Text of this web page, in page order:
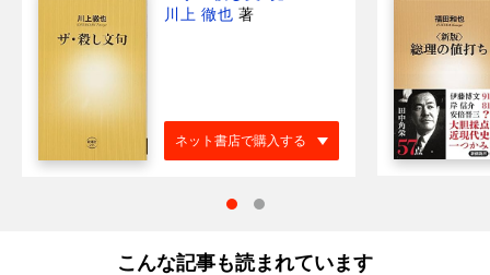
川上 徹也 著
ネット書店で購入する
こんな記事も読まれています